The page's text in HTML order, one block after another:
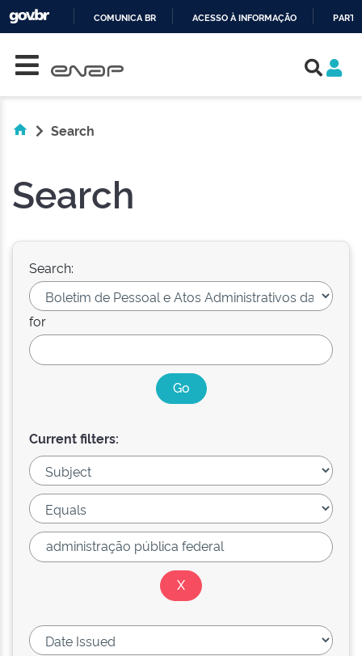
COMUNICA BR ACESSO À INFORMAÇÃO
Search
Search
Search:
for
Current filters: